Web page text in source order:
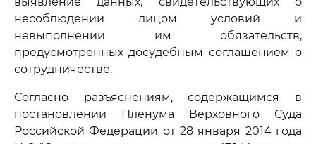
несоблюдении лицом условий и
невыполнении им обязательств,
предусмотренных досудебным соглашением о
сотрудничестве.
Согласно разъяснениям, содержащимся в
постановлении Пленума Верховного Суда
Российской Федерации от 28 января 2014 года